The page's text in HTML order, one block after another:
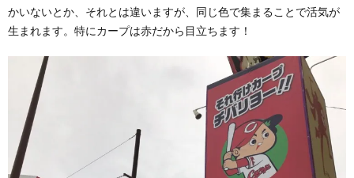
かいないとか、それとは違いますが、同じ色で集まることで活気が
生まれます。特にカープは赤だから目立ちます！